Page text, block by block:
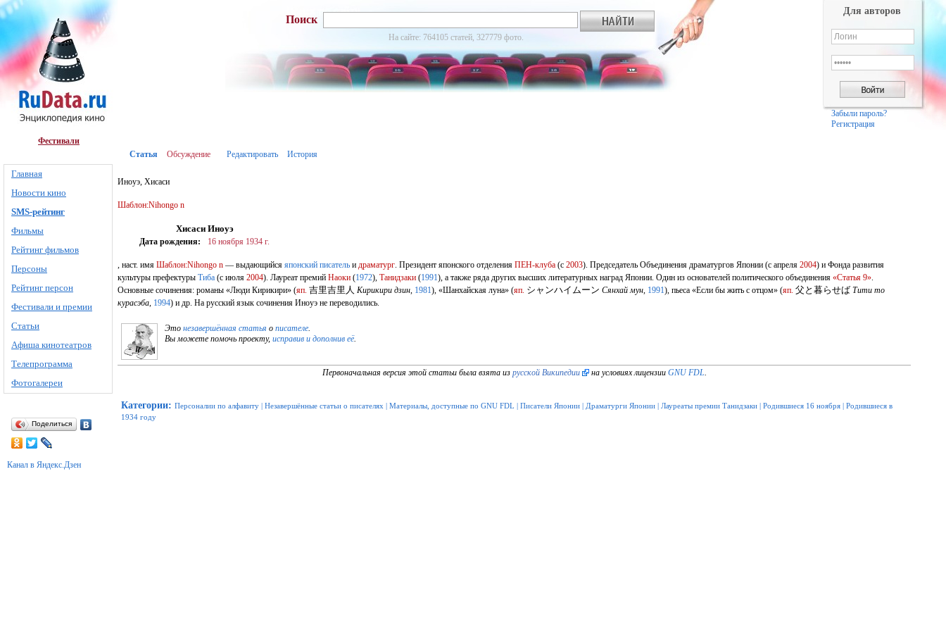
Фестивали
Главная
Новости кино
SMS-рейтинг
Фильмы
Рейтинг фильмов
Персоны
Рейтинг персон
Фестивали и премии
Статьи
Афиша кинотеатров
Телепрограмма
Фотогалереи
Поделиться
Канал в Яндекс.Дзен
Поиск
На сайте: 764105 статей, 327779 фото.
Для авторов
Забыли пароль?
Регистрация
Статья Обсуждение Редактировать История
Иноуэ, Хисаси
Шаблон:Nihongo n
Хисаси Иноуэ
Дата рождения: 16 ноября 1934 г.
, наст. имя Шаблон:Nihongo n — выдающийся японский писатель и драматург. Президент японского отделения ПЕН-клуба (с 2003). Председатель Объединения драматургов Японии (с апреля 2004) и Фонда развития
культуры префектуры Тиба (с июля 2004). Лауреат премий Наоки (1972), Танидзаки (1991), а также ряда других высших литературных наград Японии. Один из основателей политического объединения «Статья 9».
Основные сочинения: романы «Люди Кирикири» (яп. 吉里吉里人 Кирикири дзин, 1981), «Шанхайская луна» (яп. シャンハイムーン Сянхай мун, 1991), пьеса «Если бы жить с отцом» (яп. 父と暮らせば Тити то
курасэба, 1994) и др. На русский язык сочинения Иноуэ не переводились.
Это незавершённая статья о писателе.
Вы можете помочь проекту, исправив и дополнив её.
Первоначальная версия этой статьи была взята из русской Википедии на условиях лицензии GNU FDL
Категории: Персоналии по алфавиту | Незавершённые статьи о писателях | Материалы, доступные по GNU FDL | Писатели Японии | Драматурги Японии | Лауреаты премии Танидзаки | Родившиеся 16 ноября | Родившиеся в
1934 году